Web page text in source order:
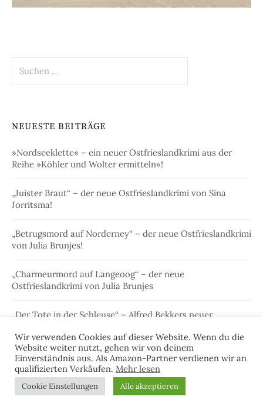
nach:
NEUESTE BEITRÄGE
»Nordseeklette« – ein neuer Ostfrieslandkrimi aus der
Reihe »Köhler und Wolter ermitteln«!
„Juister Braut“ – der neue Ostfrieslandkrimi von Sina
Jorritsma!
„Betrugsmord auf Norderney“ – der neue Ostfrieslandkrimi
von Julia Brunjes!
„Charmeurmord auf Langeoog“ – der neue
Ostfrieslandkrimi von Julia Brunjes
„Der Tote in der Schleuse“ – Alfred Bekkers neuer
Wir verwenden Cookies auf dieser Website. Wenn du die
Website weiter nutzt, gehen wir von deinem
Einverständnis aus. Als Amazon-Partner verdienen wir an
qualifizierten Verkäufen. Mehr lesen
Cookie Einstellungen Alle akzeptieren